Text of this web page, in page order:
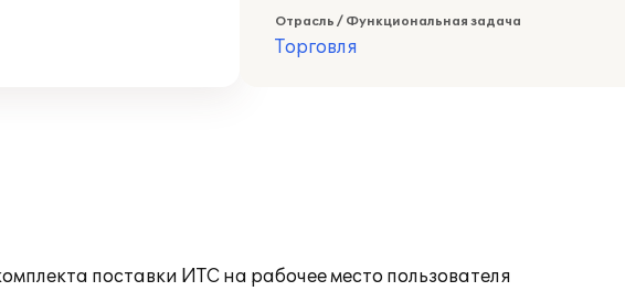
Отрасль / Функциональная задача
Торговля
поставки ИТС на рабочее место пользователя